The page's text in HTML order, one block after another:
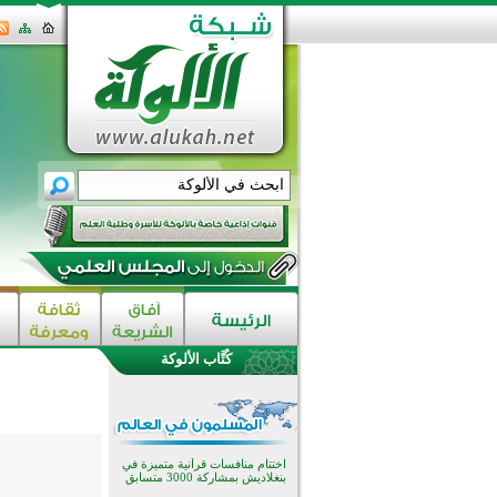
كُتَّاب الألوكة
اختتام الدورة التاسعة لمسابقة حفظ
تيسليتش تختتم برنامجا تعليميا لتعزيز
القيم وبناء الشخصية للشباب
المسلمين
اختتام منافسات قرآنية متميزة في
بنغلاديش بمشاركة 3000 متسابق